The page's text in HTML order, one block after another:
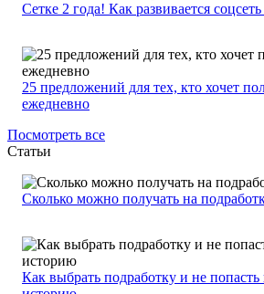
Сетке 2 года! Как развивается
25 предложений для тех, кто хочет
ежедневно
Посмотреть все
Статьи
Сколько можно получать на
Как выбрать подработку и не